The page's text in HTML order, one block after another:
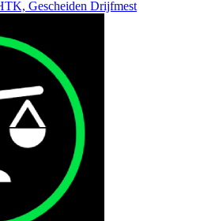
Gescheiden Drijfmest